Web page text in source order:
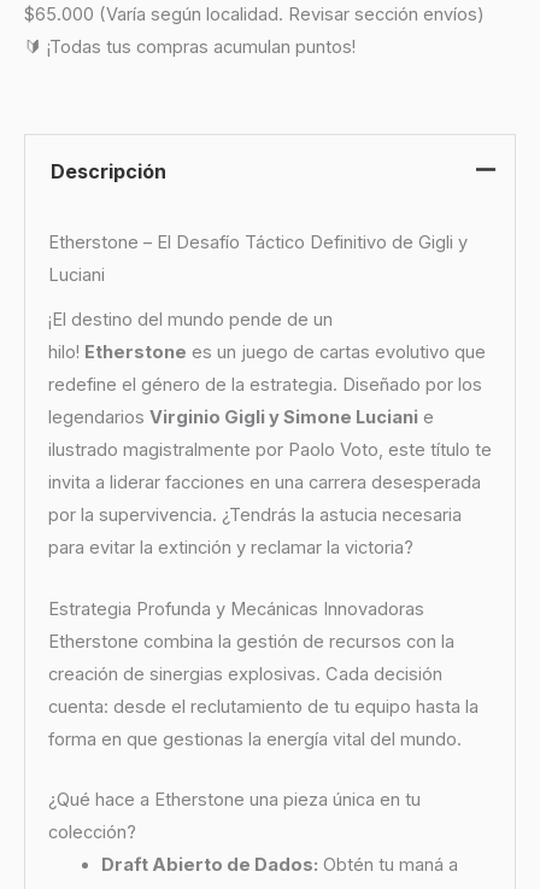
$65.000 (Varía según localidad. Revisar sección envíos)
🔰 ¡Todas tus compras acumulan puntos!
Descripción
Etherstone – El Desafío Táctico Definitivo de Gigli y
Luciani
¡El destino del mundo pende de un
hilo! Etherstone es un juego de cartas evolutivo que
redefine el género de la estrategia. Diseñado por los
legendarios Virginio Gigli y Simone Luciani e
ilustrado magistralmente por Paolo Voto, este título te
invita a liderar facciones en una carrera desesperada
por la supervivencia. ¿Tendrás la astucia necesaria
para evitar la extinción y reclamar la victoria?
Estrategia Profunda y Mecánicas Innovadoras
Etherstone combina la gestión de recursos con la
creación de sinergias explosivas. Cada decisión
cuenta: desde el reclutamiento de tu equipo hasta la
forma en que gestionas la energía vital del mundo.
¿Qué hace a Etherstone una pieza única en tu
colección?
Draft Abierto de Dados: Obtén tu maná a